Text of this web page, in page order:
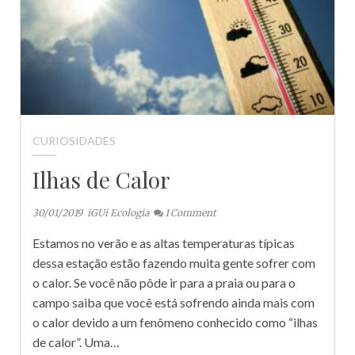
CURIOSIDADES
Ilhas de Calor
30/01/2019 iGUi Ecologia 1 Comment
Estamos no verão e as altas temperaturas típicas
dessa estação estão fazendo muita gente sofrer com
o calor. Se você não pôde ir para a praia ou para o
campo saiba que você está sofrendo ainda mais com
o calor devido a um fenômeno conhecido como “ilhas
de calor”. Uma…